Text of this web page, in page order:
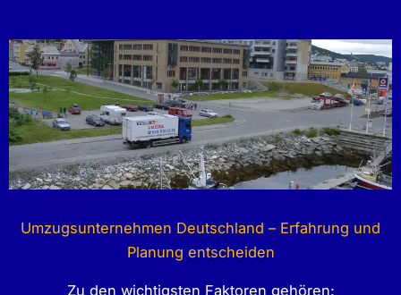
Umzugsunternehmen Deutschland – Erfahrung und
Planung entscheiden
Zu den wichtigsten Faktoren gehören: